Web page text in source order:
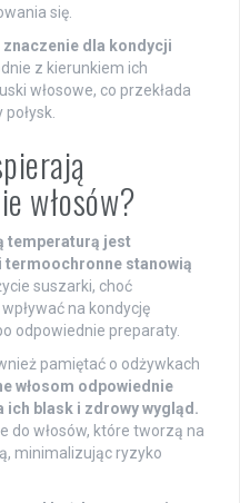
się.
znaczenie dla kondycji
z kierunkiem ich
włosowe, co przekłada
włosów?
temperaturą jest
termoochronne stanowią
suszarki, choć
na kondycję
odpowiednie preparaty.
pamiętać o odżywkach
włosom odpowiednie
ich blask i zdrowy wygląd.
do włosów, które tworzą na
minimalizując ryzyko